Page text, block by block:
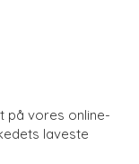
på vores online-
laveste